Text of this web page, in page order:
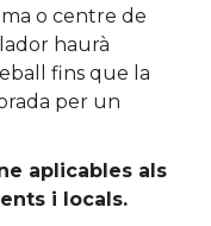
o centre de
haurà
fins que la
per un
aplicables als
i locals.